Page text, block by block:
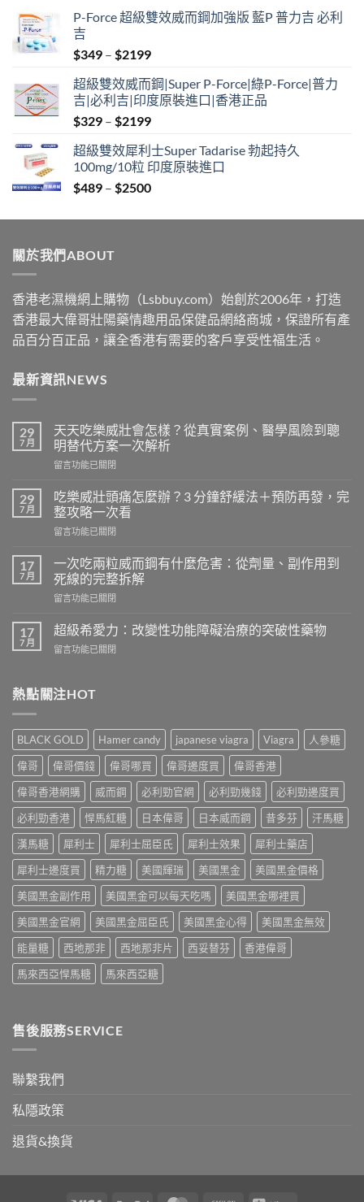
P-Force 超級雙效威而鋼加強版 藍P 普力吉 必利
吉
$349 – $2199Price
$349
through
$2199
超級雙效威而鋼|Super P-Force|綠P-Force|普力
吉|必利吉|印度原裝進口|香港正品
$329 – $2199Price
$329
through
$2199
超級雙效犀利士Super Tadarise 勃起持久
100mg/10粒 印度原裝進口
$489 – $2500Price
$489
關於我們ABOUT
香港老濕機網上購物（Lsbbuy.com）始創於2006年，打造
香港最大偉哥壯陽藥情趣用品保健品網絡商城，保證所有產
品百分百正品，讓全香港有需要的客戶享受性福生活。
最新資訊NEWS
29
7 月
天天吃樂威壯會怎樣？從真實案例、醫學風險到聰
明替代方案一次解析
在
天
吃
樂
威
會
怎
樣？
從
實
案
例、
學
風
聰
明
替
代
方
案
一
次
解
析〉
中
留言功能已關閉
29
7 月
吃樂威壯頭痛怎麼辦？3 分鐘舒緩法＋預防再發，完
整攻略一次看
在
威
壯
頭
怎
辦？
鐘
法
＋
預
防
再
發，
完
整
略
一
次
看〉
中
留言功能已關閉
17
7 月
一次吃兩粒威而鋼有什麼危害：從劑量、副作用到
死線的完整拆解
在
次
吃
兩
而
什
麼
危
害：
從
劑
量、
副
用
到
死
線
的
完
整
拆
解〉
中
留言功能已關閉
17
7 月
超級希愛力：改變性功能障礙治療的突破性藥物
在
希
愛
改
變
性
功
能
障
礙
治
的
突
破
性
藥
物〉
中
留言功能已關閉
熱點關注HOT
BLACK GOLD Hamer candy japanese viagra Viagra
人參糖
偉哥
偉哥價錢 偉哥哪買 偉哥邊度買
偉哥香港
偉哥香港網購
威而鋼 必利勁官網 必利勁幾錢
必利勁邊度買
必利勁香港
悍馬紅糖 日本偉哥 日本威而鋼 昔多芬
汗馬糖
漢馬糖
犀利士 犀利士屈臣氏 犀利士效果
犀利士藥店
犀利士邊度買
精力糖 美國輝瑞 美國黑金
美國黑金價格
美國黑金副作用
美國黑金可以每天吃嗎
美國黑金哪裡買
美國黑金官網
美國黑金屈臣氏 美國黑金心得
美國黑金無效
能量糖
西地那非 西地那非片 西妥替芬
香港偉哥
馬來西亞悍馬糖
馬來西亞糖
售後服務SERVICE
聯繫我們
私隱政策
退貨&換貨